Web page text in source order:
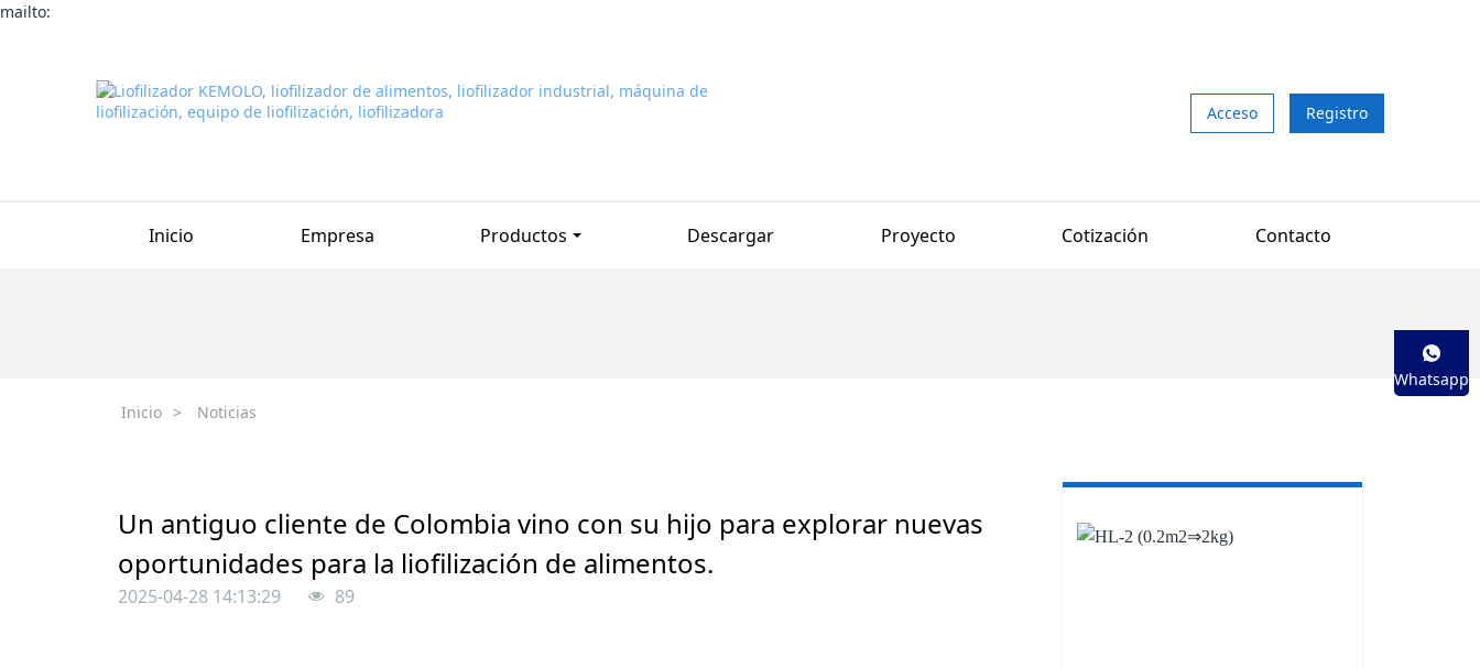
mailto:
Acceso Registro
Inicio Empresa Productos Descargar Proyecto Cotización Contacto
Inicio > Noticias
Un antiguo cliente de Colombia vino con su hijo para explorar nuevas
oportunidades para la liofilización de alimentos.
2025-04-28 14:13:29 89
Whatsapp